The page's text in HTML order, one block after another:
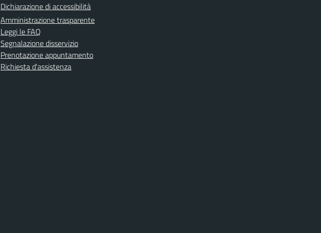
Dichiarazione di accessibilità
Amministrazione trasparente
Leggi le FAQ
Segnalazione disservizio
Prenotazione appuntamento
Richiesta d'assistenza